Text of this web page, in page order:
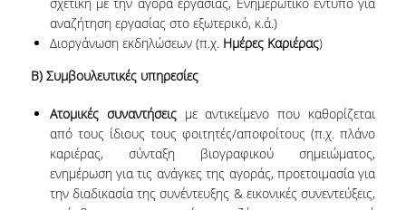
ΔΙΑΔΙΚΑΣΙΑ ΠΑΡΑΠΟΝΩΝ ΦΟΙΤΗΤΩΝ
ΚΑΘΗΓΗΤΕΣ - ΣΥΜΒΟΥΛΟΙ ΣΠΟΥΔΩΝ
ΜΕΤΑΠΤΥΧΙΑΚΕΣ ΣΠΟΥΔΕΣ
ΜΕΤΑΠΤΥΧΙΑΚΕΣ ΣΠΟΥΔΕΣ
ΔΙΔΑΚΤΟΡΙΚΕΣ ΣΠΟΥΔΕΣ
ΠΙΝΑΚΑΣ ΥΠΟΨΗΦΙΩΝ ΔΙΔΑΚΤΟΡΩΝ
αναζήτηση εργασίας στο εξωτερικό, κ.ά.)
Διοργάνωση εκδηλώσεων (π.χ.Ημέρες Καριέρας)
B) Συμβουλευτικές υπηρεσίες
Ατομικές συναντήσειςμε αντικείμενο που καθορίζεται
από τους ίδιους τους φοιτητές/αποφοίτους (π.χ. πλάνο
καριέρας, σύνταξη βιογραφικού σημειώματος,
ενημέρωση για τις ανάγκες της αγοράς, προετοιμασία για
την διαδικασία της συνέντευξης & εικονικές συνεντεύξεις,